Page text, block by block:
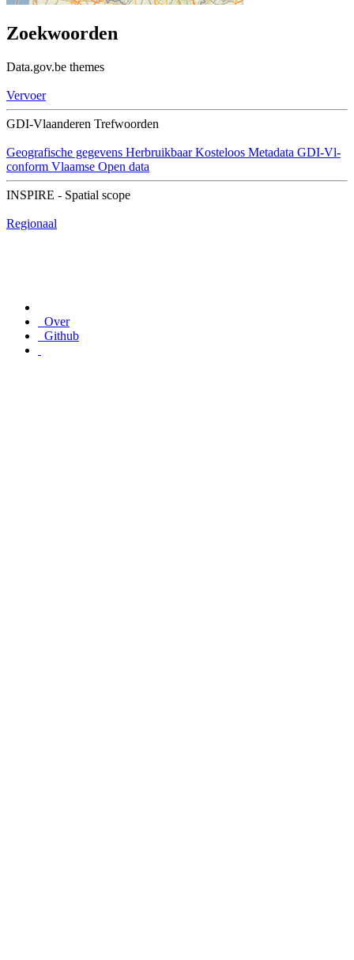
Zoekwoorden
Data.gov.be themes
Vervoer
GDI-Vlaanderen Trefwoorden
Geografische gegevens Herbruikbaar Kosteloos Metadata GDI-Vl-
conform Vlaamse Open data
INSPIRE - Spatial scope
Regionaal
Over
Github